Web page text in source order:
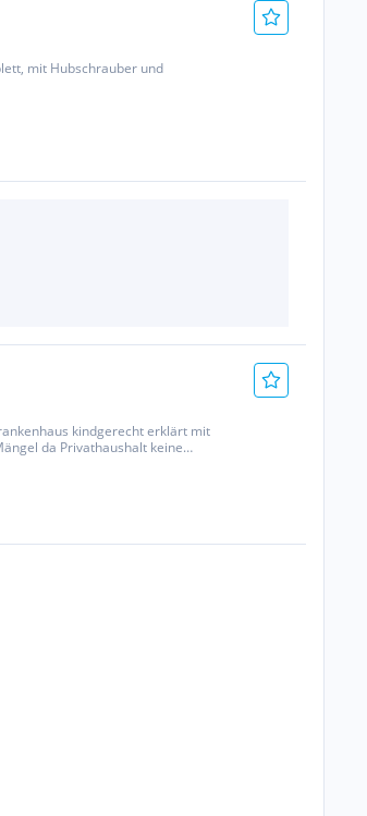
mit Hubschrauber und
kindgerecht erklärt mit
da Privathaushalt keine